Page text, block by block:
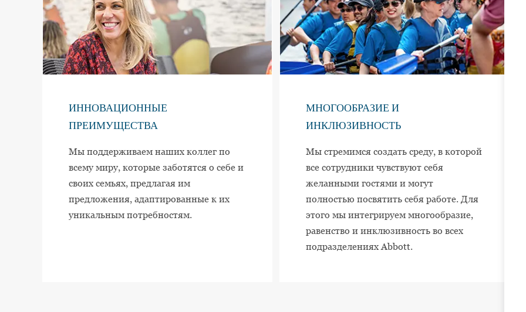
ИННОВАЦИОННЫЕ
ПРЕИМУЩЕСТВА
Мы поддерживаем наших коллег по
всему миру, которые заботятся о себе и
своих семьях, предлагая им
предложения, адаптированные к их
уникальным потребностям.
МНОГООБРАЗИЕ И
ИНКЛЮЗИВНОСТЬ
Мы стремимся создать среду, в которой
все сотрудники чувствуют себя
желанными гостями и могут
полностью посвятить себя работе. Для
этого мы интегрируем многообразие,
равенство и инклюзивность во всех
подразделениях Abbott.